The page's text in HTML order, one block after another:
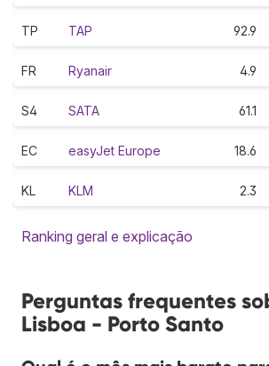
TP TAP 92.9
FR Ryanair 4.9
S4 SATA 61.1
EC easyJet Europe 18.6
KL KLM 2.3
Ranking geral e explicação
Perguntas frequentes
Lisboa - Porto Santo